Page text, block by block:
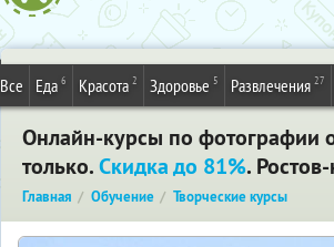
Все Еда 6 Красота 2 Здоровье 5 Развлечения 27
Онлайн-курсы по фотографии
только.Скидка до 81%.
Главная Обучение Творческие курсы